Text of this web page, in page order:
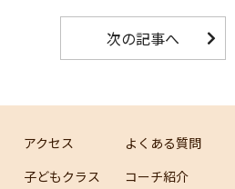
次の記事へ
アクセス
よくある質問
子どもクラス コーチ紹介